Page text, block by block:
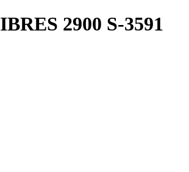
2900 S-3591